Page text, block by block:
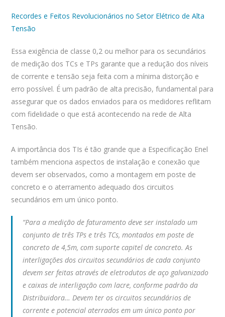
Recordes e Feitos Revolucionários no Setor Elétrico de Alta
Tensão
Essa exigência de classe 0,2 ou melhor para os secundários
de medição dos TCs e TPs garante que a redução dos níveis
de corrente e tensão seja feita com a mínima distorção e
erro possível. É um padrão de alta precisão, fundamental para
assegurar que os dados enviados para os medidores reflitam
com fidelidade o que está acontecendo na rede de Alta
Tensão.
A importância dos TIs é tão grande que a Especificação Enel
também menciona aspectos de instalação e conexão que
devem ser observados, como a montagem em poste de
concreto e o aterramento adequado dos circuitos
secundários em um único ponto.
“Para a medição de faturamento deve ser instalado um
conjunto de três TPs e três TCs, montados em poste de
concreto de 4,5m, com suporte capitel de concreto. As
interligações dos circuitos secundários de cada conjunto
devem ser feitas através de eletrodutos de aço galvanizado
e caixas de interligação com lacre, conforme padrão da
Distribuidora… Devem ter os circuitos secundários de
corrente e potencial aterrados em um único ponto por